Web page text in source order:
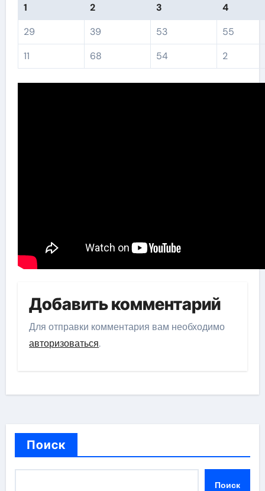
1
2
3
4
29
39 53
55
11
68 54 2
Добавить комментарий
Для отправки комментария вам необходимо
авторизоваться.
Поиск
Поиск